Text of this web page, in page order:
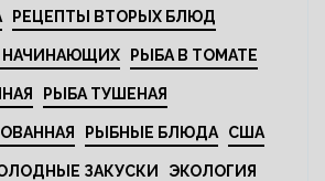
РЕЦЕПТЫ ВТОРЫХ БЛЮД
НАЧИНАЮЩИХ РЫБА В ТОМАТЕ
РЫБА ТУШЕНАЯ
РЫБНЫЕ БЛЮДА США
ЗАКУСКИ ЭКОЛОГИЯ